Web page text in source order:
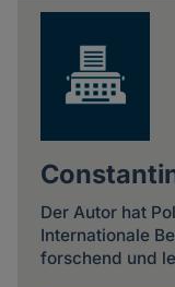
Der Autor hat
Internationale
forschend und